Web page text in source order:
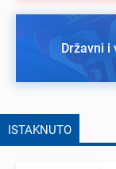
Državni i
ISTAKNUTO